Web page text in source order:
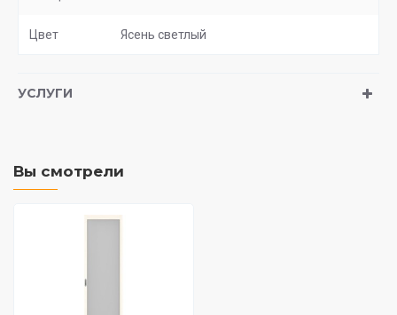
Цвет Ясень светлый
УСЛУГИ
Вы смотрели